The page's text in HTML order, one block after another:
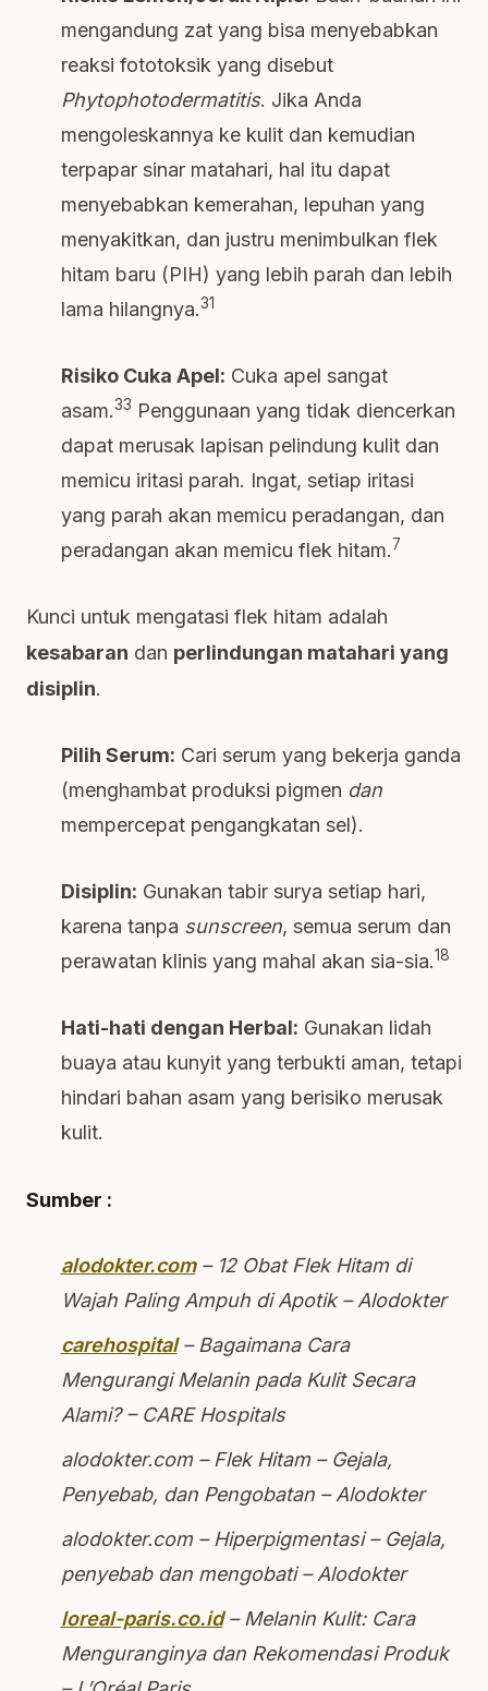
mengandung zat yang bisa menyebabkan
reaksi fototoksik yang disebut
Phytophotodermatitis. Jika Anda
mengoleskannya ke kulit dan kemudian
terpapar sinar matahari, hal itu dapat
menyebabkan kemerahan, lepuhan yang
menyakitkan, dan justru menimbulkan flek
hitam baru (PIH) yang lebih parah dan lebih
lama hilangnya.31
Risiko Cuka Apel: Cuka apel sangat
asam.33 Penggunaan yang tidak diencerkan
dapat merusak lapisan pelindung kulit dan
memicu iritasi parah. Ingat, setiap iritasi
yang parah akan memicu peradangan, dan
peradangan akan memicu flek hitam.7
Kunci untuk mengatasi flek hitam adalah
kesabaran dan perlindungan matahari yang
disiplin.
Pilih Serum: Cari serum yang bekerja ganda
(menghambat produksi pigmen dan
mempercepat pengangkatan sel).
Disiplin: Gunakan tabir surya setiap hari,
karena tanpa sunscreen, semua serum dan
perawatan klinis yang mahal akan sia-sia.18
Hati-hati dengan Herbal: Gunakan lidah
buaya atau kunyit yang terbukti aman, tetapi
hindari bahan asam yang berisiko merusak
kulit.
Sumber :
alodokter.com– 12 Obat Flek Hitam di
Wajah Paling Ampuh di Apotik – Alodokter
carehospital– Bagaimana Cara
Mengurangi Melanin pada Kulit Secara
Alami? – CARE Hospitals
alodokter.com – Flek Hitam – Gejala,
Penyebab, dan Pengobatan – Alodokter
alodokter.com – Hiperpigmentasi – Gejala,
penyebab dan mengobati – Alodokter
loreal-paris.co.id– Melanin Kulit: Cara
Menguranginya dan Rekomendasi Produk